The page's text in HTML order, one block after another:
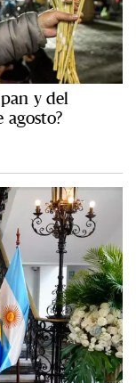
y del
agosto?